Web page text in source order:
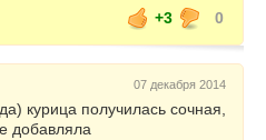
+3
0
07 декабря 2014
курица получилась сочная,
добавляла